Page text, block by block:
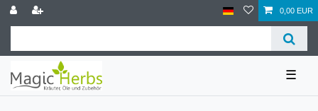
0,00 EUR
☰